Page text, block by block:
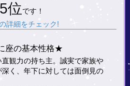
5位です！
詳細をチェック!
座の基本性格★
観力の持ち主。誠実で家族や
く、年下に対しては面倒見の